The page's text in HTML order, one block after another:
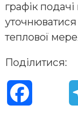
графік
уточнюватися
теплової
Поділитися: